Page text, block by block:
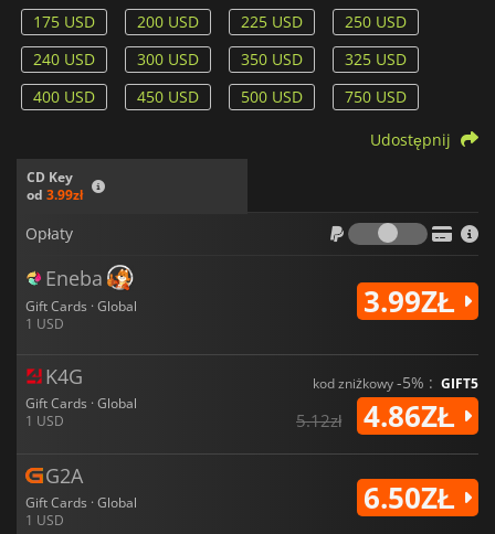
175 USD
200 USD 225 USD
250 USD
240 USD
300 USD 350 USD
325 USD
400 USD
450 USD 500 USD 750 USD
CD Key
od 3.99zł
Udostępnij
Opłaty
Opłaty
Eneba
Gift Cards · Global
1 USD
3.99ZŁ
K4G
Gift Cards · Global
1 USD
kod zniżkowy-5% : GIFT5
5.12zł 4.86ZŁ
G2A
Gift Cards · Global
1 USD
6.50ZŁ